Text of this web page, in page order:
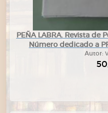
PEÑA LABRA. Revista de
Número dedicado a
Autor: